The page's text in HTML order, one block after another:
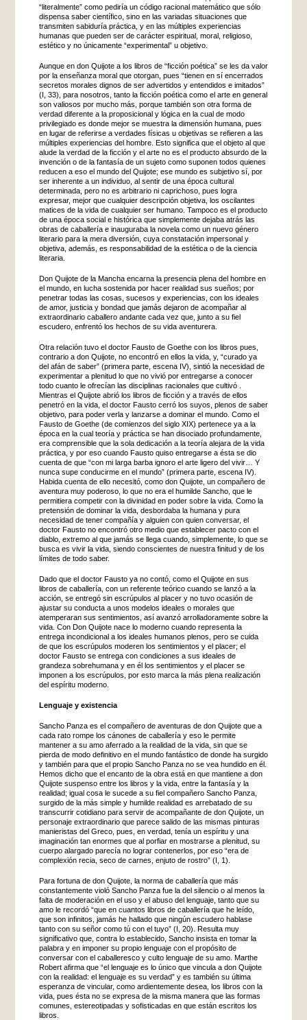
“literalmente” como pediría un código racional matemático que sólo
dispensa saber científico, sino en las variadas situaciones que
transmiten sabiduría práctica, y en las múltiples experiencias
humanas que pueden ser de carácter espiritual, moral, religioso,
estético y no únicamente “experimental” u objetivo.
Aunque en don Quijote a los libros de “ficción poética” se les da valor
por la enseñanza moral que otorgan, pues “tienen en sí encerrados
secretos morales dignos de ser advertidos y entendidos e imitados”
(I, 33), para nosotros, tanto la ficción poética como el arte en general
son valiosos por mucho más, porque también son otra forma de
verdad diferente a la proposicional y lógica en la cual de modo
privilegiado es donde mejor se muestra la dimensión humana, pues
en lugar de referirse a verdades físicas u objetivas se refieren a las
múltiples experiencias del hombre. Esto significa que el objeto al que
alude la verdad de la ficción y el arte no es el producto absurdo de la
invención o de la fantasía de un sujeto como suponen todos quienes
reducen a eso el mundo del Quijote; ese mundo es subjetivo sí, por
ser inherente a un individuo, al sentir de una época cultural
determinada, pero no es arbitrario ni caprichoso, pues logra
expresar, mejor que cualquier descripción objetiva, los oscilantes
matices de la vida de cualquier ser humano. Tampoco es el producto
de una época social e histórica que simplemente dejaba atrás las
obras de caballería e inauguraba la novela como un nuevo género
literario para la mera diversión, cuya constatación impersonal y
objetiva, además, es responsabilidad de la estética o de la ciencia
literaria.
Don Quijote de la Mancha encarna la presencia plena del hombre en
el mundo, en lucha sostenida por hacer realidad sus sueños; por
penetrar todas las cosas, sucesos y experiencias, con los ideales
de amor, justicia y bondad que jamás dejaron de acompañar al
extraordinario caballero andante cada vez que, junto a su fiel
escudero, enfrentó los hechos de su vida aventurera.
Otra relación tuvo el doctor Fausto de Goethe con los libros pues,
contrario a don Quijote, no encontró en ellos la vida, y, “curado ya
del afán de saber” (primera parte, escena IV), sintió la necesidad de
experimentar a plenitud lo que no vivió por entregarse a conocer
todo cuanto le ofrecían las disciplinas racionales que cultivó .
Mientras el Quijote abrió los libros de ficción y a través de ellos
penetró en la vida, el doctor Fausto cerró los suyos, plenos de saber
objetivo, para poder verla y lanzarse a dominar el mundo. Como el
Fausto de Goethe (de comienzos del siglo XIX) pertenece ya a la
época en la cual teoría y práctica se han disociado profundamente,
era comprensible que la sola dedicación a la teoría alejara de la vida
práctica, y por eso cuando Fausto quiso entregarse a ésta se dio
cuenta de que “con mi larga barba ignoro el arte ligero del vivir… Y
nunca supe conducirme en el mundo” (primera parte, escena IV).
Habida cuenta de ello necesitó, como don Quijote, un compañero de
aventura muy poderoso, lo que no era el humilde Sancho, que le
permitiera competir con la divinidad en poder sobre la vida. Como la
pretensión de dominar la vida, desbordaba la humana y pura
necesidad de tener compañía y alguien con quien conversar, el
doctor Fausto no encontró otro medio que establecer pacto con el
diablo, extremo al que jamás se llega cuando, simplemente, lo que se
busca es vivir la vida, siendo conscientes de nuestra finitud y de los
límites de todo saber.
Dado que el doctor Fausto ya no contó, como el Quijote en sus
libros de caballería, con un referente teórico cuando se lanzó a la
acción, se entregó sin escrúpulos al placer y no tuvo ocasión de
ajustar su conducta a unos modelos ideales o morales que
atemperaran sus sentimientos, así avanzó arrolladoramente sobre la
vida. Con Don Quijote nace lo moderno cuando representa la
entrega incondicional a los ideales humanos plenos, pero se cuida
de que los escrúpulos moderen los sentimientos y el placer; el
doctor Fausto se entrega con condiciones a sus ideales de
grandeza sobrehumana y en él los sentimientos y el placer se
imponen a los escrúpulos, por esto marca la más plena realización
del espíritu moderno.
Lenguaje y existencia
Sancho Panza es el compañero de aventuras de don Quijote que a
cada rato rompe los cánones de caballería y eso le permite
mantener a su amo aferrado a la realidad de la vida, sin que se
pierda de modo definitivo en el mundo fantástico de donde ha surgido
y también para que el propio Sancho Panza no se vea hundido en él.
Hemos dicho que el encanto de la obra está en que mantiene a don
Quijote suspenso entre los libros y la vida, entre la fantasía y la
realidad; igual cosa le sucede a su fiel compañero Sancho Panza,
surgido de la más simple y humilde realidad es arrebatado de su
transcurrir cotidiano para servir de acompañante de don Quijote, un
personaje extraordinario que parece salido de las mismas pinturas
manieristas del Greco, pues, en verdad, tenía un espíritu y una
imaginación tan enormes que al porfiar en mostrarse a plenitud, su
cuerpo alargado parecía no lograr contenerlos, por eso “era de
complexión recia, seco de carnes, enjuto de rostro” (I, 1).
Para fortuna de don Quijote, la norma de caballería que más
constantemente violó Sancho Panza fue la del silencio o al menos la
falta de moderación en el uso y el abuso del lenguaje, tanto que su
amo le recordó “que en cuantos libros de caballería que he leído,
que son infinitos, jamás he hallado que ningún escudero hablase
tanto con su señor como tú con el tuyo” (I, 20). Resulta muy
significativo que, contra lo establecido, Sancho insista en tomar la
palabra y en imponer su propio lenguaje con el propósito de
conversar con el caballeresco y culto lenguaje de su amo. Marthe
Robert afirma que “el lenguaje es lo único que vincula a don Quijote
con la realidad: el lenguaje es su verdad” y es también su última
esperanza de vincular, como ardientemente desea, los libros con la
vida, pues ésta no se expresa de la misma manera que las formas
comunes, estereotipadas y sofisticadas en que están escritos los
libros.